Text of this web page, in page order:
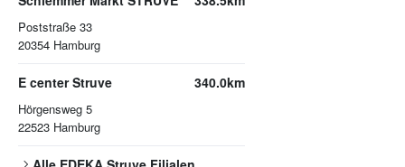
Poststraße 33
20354 Hamburg
E center Struve
Hörgensweg 5
22523 Hamburg
340.0km